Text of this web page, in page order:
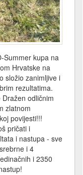
Summer kupa na
Hrvatske na
složio zanimljive i
rezultatima.
odličnim
zlatnom
povijesti!!!
pričati i
i nastupa - sve
i 4
i 2350